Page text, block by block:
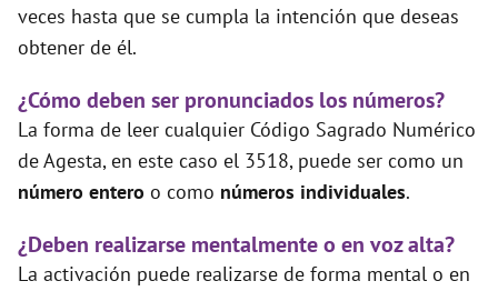
veces hasta que se cumpla la intención que deseas
obtener de él.
¿Cómo deben ser pronunciados los números?
La forma de leer cualquier Código Sagrado Numérico
de Agesta, en este caso el 3518, puede ser como un
número entero o como números individuales.
¿Deben realizarse mentalmente o en voz alta?
La activación puede realizarse de forma mental o en